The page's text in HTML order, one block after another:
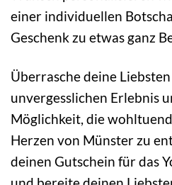
einer individuellen
Geschenk zu etwas ganz
Überrasche deine
unvergesslichen Erlebnis
Möglichkeit, die
Herzen von Münster zu
deinen Gutschein für das